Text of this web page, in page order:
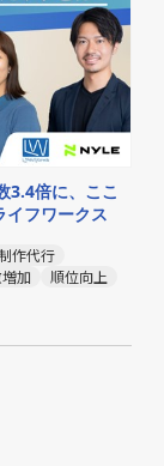
3.4倍に、ここ
イフワークス
作代行
加
順位向上